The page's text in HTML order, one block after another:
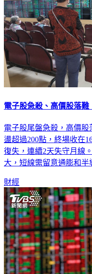
電子股急殺、高價股落
電子股尾盤急殺，高價
盪超過200點，終場收在
復失，連續2天失守月線
大，短線需留意通膨和半
財經